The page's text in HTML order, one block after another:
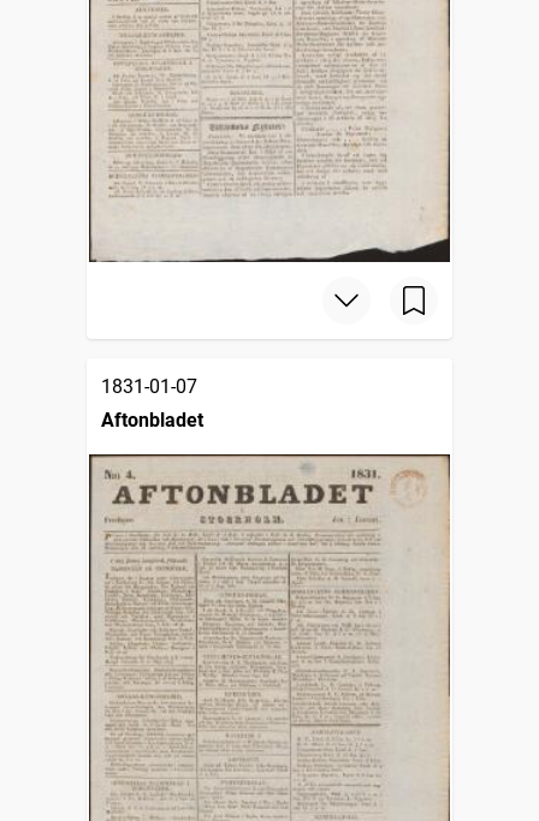
1831-01-07
Aftonbladet